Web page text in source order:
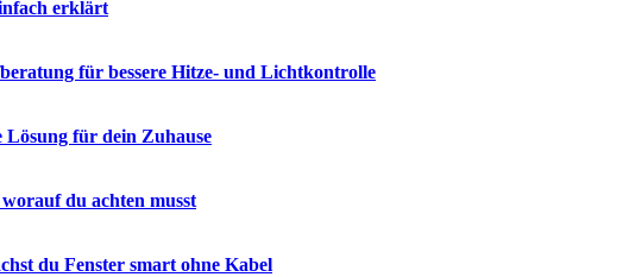
erklärt
für bessere Hitze- und Lichtkontrolle
Lösung für dein Zuhause
du achten musst
du Fenster smart ohne Kabel